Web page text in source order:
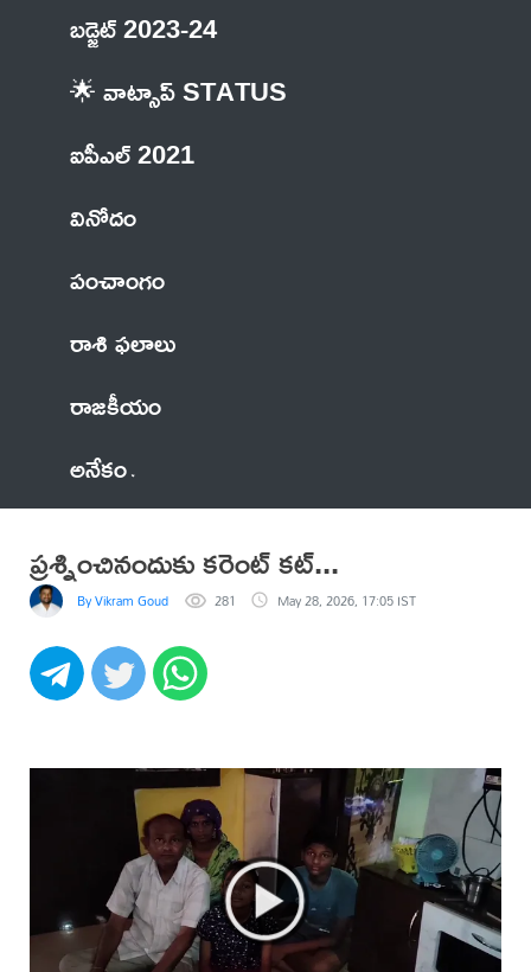
బడ్జెట్ 2023-24
🌟 వాట్సాప్ STATUS
ఐపీఎల్ 2021
వినోదం
పంచాంగం
రాశి ఫలాలు
రాజకీయం
అనేకం
ప్రశ్నించినందుకు కరెంట్ కట్...
By Vikram Goud 281 May 28, 2026, 17:05 IST